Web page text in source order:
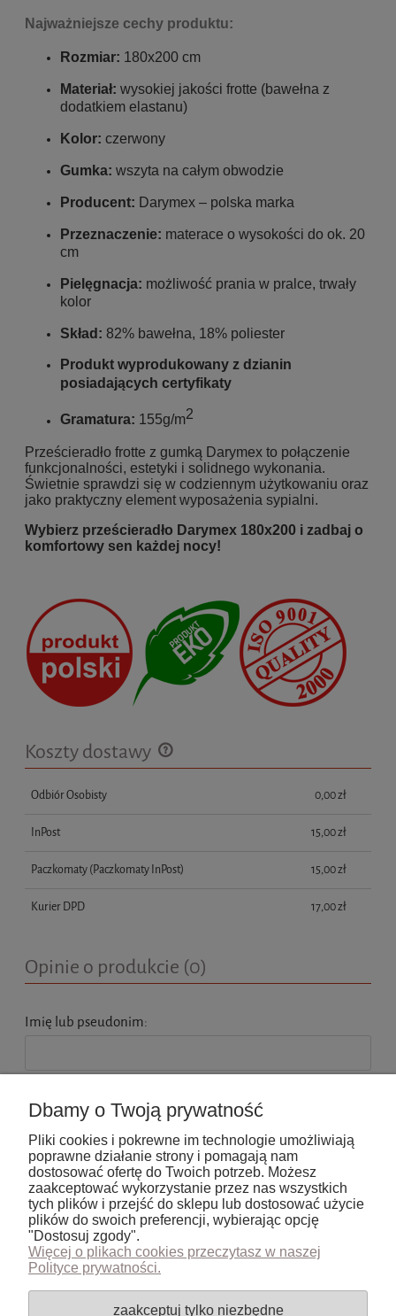
Najważniejsze cechy produktu:
Rozmiar: 180x200 cm
Materiał: wysokiej jakości frotte (bawełna z
dodatkiem elastanu)
Kolor: czerwony
Gumka: wszyta na całym obwodzie
Producent: Darymex – polska marka
Przeznaczenie: materace o wysokości do ok. 20
cm
Pielęgnacja: możliwość prania w pralce, trwały
kolor
Skład: 82% bawełna, 18% poliester
Produkt wyprodukowany z dzianin
posiadających certyfikaty
Gramatura: 155g/m2
Prześcieradło frotte z gumką Darymex to połączenie
funkcjonalności, estetyki i solidnego wykonania.
Świetnie sprawdzi się w codziennym użytkowaniu oraz
jako praktyczny element wyposażenia sypialni.
Wybierz prześcieradło Darymex 180x200 i zadbaj o
komfortowy sen każdej nocy!
Koszty dostawy
Cena nie zawiera ewentualnych kosztów płatności
Odbiór Osobisty 0,00 zł
InPost 15,00 zł
Paczkomaty(Paczkomaty InPost) 15,00 zł
Kurier DPD 17,00 zł
Opinie o produkcie (0)
Imię lub pseudonim:
wyślij
Dbamy o Twoją prywatność
Pliki cookies i pokrewne im technologie umożliwiają
poprawne działanie strony i pomagają nam
dostosować ofertę do Twoich potrzeb. Możesz
zaakceptować wykorzystanie przez nas wszystkich
tych plików i przejść do sklepu lub dostosować użycie
plików do swoich preferencji, wybierając opcję
"Dostosuj zgody".
Więcej o plikach cookies przeczytasz w naszej
Polityce prywatności.
zaakceptuj tylko niezbędne